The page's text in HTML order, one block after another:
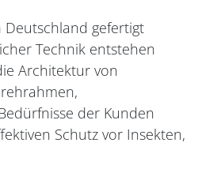
gefertigt
Technik entstehen
Architektur von
der Kunden
Schutz vor Insekten,